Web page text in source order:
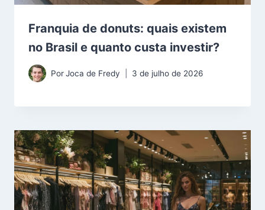
Franquia de donuts: quais existem
no Brasil e quanto custa investir?
PorJoca de Fredy 3 de julho de 2026